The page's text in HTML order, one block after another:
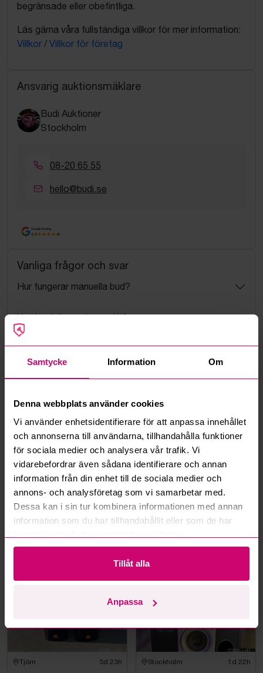
Samtycke Information Om
Denna webbplats använder cookies
Vi använder enhetsidentifierare för att anpassa innehållet
och annonserna till användarna, tillhandahålla funktioner
för sociala medier och analysera vår trafik. Vi
vidarebefordrar även sådana identifierare och annan
information från din enhet till de sociala medier och
annons- och analysföretag som vi samarbetar med.
Dessa kan i sin tur kombinera informationen med annan
information som du har tillhandahållit eller som de har
Tillåt alla
Anpassa
begränsade eller obefintliga.
Läs gärna våra fullständiga villkor för mer information:
Villkor / Villkor för företag
Ansvarig auktionsmäklare
Budi Auktioner
Stockholm
08-20 65 55
hello@budi.se
Google Rating
4.5
Vanliga frågor och svar
Hur fungerar manuella bud?
Vad innebär serviceavgift?
Vad är ett reservationspris?
Hur fungerar maxbud?
Hur fungerar budmotorn?
Kan jag ångra ett bud?
Kan ni frakta mina vunna objekt?
Läs fler frågor och svar
Mer från samma kategori
Tjörn 3d 23h Stockholm 1d 22h